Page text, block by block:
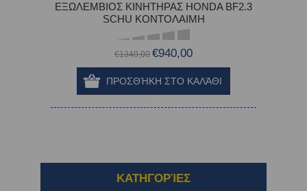
ΕΞΩΛΕΜΒΙΟΣ ΚΙΝΗΤΗΡΑΣ HONDA BF2.3
SCHU ΚΟΝΤΟΛΑΙΜΗ
€1340,00 €940,00
ΚΑΤΗΓΟΡΊΕΣ